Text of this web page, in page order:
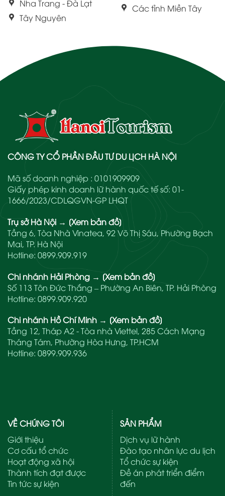
Nha Trang - Đà Lạt
Tây Nguyên
Các tỉnh Miền Tây
CÔNG TY CỔ PHẦN ĐẦU TƯ DU LỊCH HÀ NỘI
Mã số doanh nghiệp : 0101909909
Giấy phép kinh doanh lữ hành quốc tế số: 01-
1666/2023/CDLQGVN-GP LHQT
Trụ sở Hà Nội → [Xem bản đồ]
Tầng 6, Tòa Nhà Vinatea, 92 Võ Thị Sáu, Phường Bạch
Mai, TP. Hà Nội
Hotline: 0899.909.919
Chi nhánh Hải Phòng → [Xem bản đồ]
Số 113 Tôn Đức Thắng – Phường An Biên, TP. Hải Phòng
Hotline: 0899.909.920
Chi nhánh Hồ Chí Minh → [Xem bản đồ]
Tầng 12, Tháp A2 - Tòa nhà Viettel, 285 Cách Mạng
Tháng Tám, Phường Hòa Hưng, TP.HCM
Hotline: 0899.909.936
VỀ CHÚNG TÔI
Giới thiệu
Cơ cấu tổ chức
Hoạt động xã hội
Thành tích đạt được
Tin tức sự kiện
SẢN PHẨM
Dịch vụ lữ hành
Đào tạo nhân lực du lịch
Tổ chức sự kiện
Đề án phát triển điểm
đến